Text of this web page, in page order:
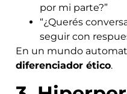
por mi parte?”
“¿Querés
seguir con
En un mundo
diferenciador ético.